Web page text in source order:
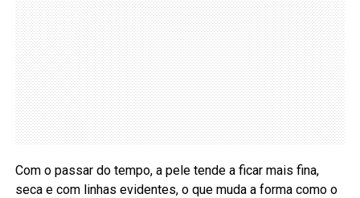
Com o passar do tempo, a pele tende a ficar mais fina,
seca e com linhas evidentes, o que muda a forma como o